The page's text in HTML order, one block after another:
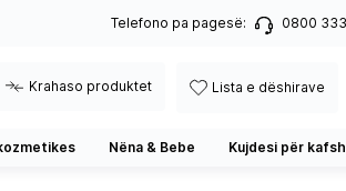
Telefono pa pagesë: 0800
Krahaso produktet Lista e dëshirave
Nëna & Bebe Kujdesi për